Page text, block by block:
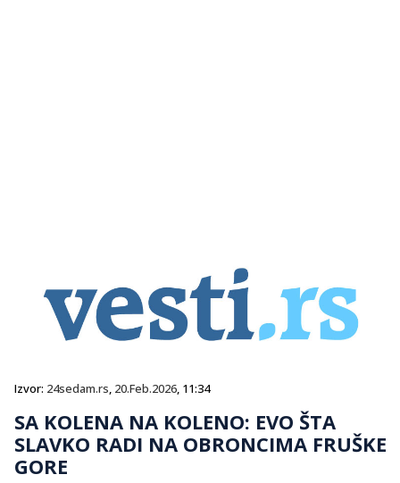
Izvor: 24sedam.rs, 20.Feb.2026, 11:34
SA KOLENA NA KOLENO: EVO ŠTA
SLAVKO RADI NA OBRONCIMA FRUŠKE
GORE